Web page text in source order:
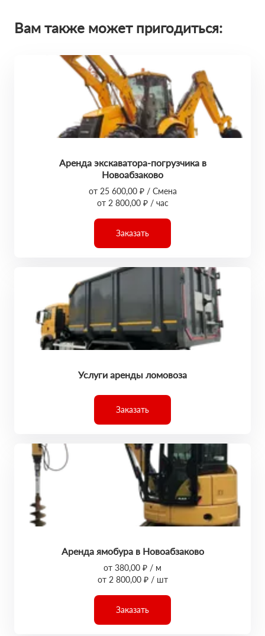
Вам также может пригодиться:
Аренда экскаватора-погрузчика в
Новоабзаково
от 25 600,00 ₽ / Смена
от 2 800,00 ₽ / час
Заказать
Услуги аренды ломовоза
Заказать
Аренда ямобура в Новоабзаково
от 380,00 ₽ / м
от 2 800,00 ₽ / шт
Заказать